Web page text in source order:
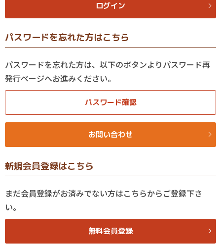
ログイン
新規会員登録はこちら
まだ会員登録がお済みでない方はこちらからご登録下さ
い。
無料会員登録
パスワードを忘れた方はこちら
パスワードを忘れた方は、以下のボタンよりパスワード再
発行ページへお進みください。
パスワード確認
お問い合わせ